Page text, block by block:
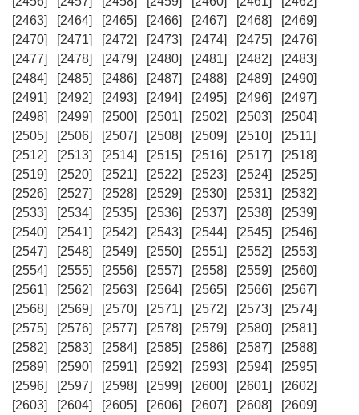
[2463]
[2464] [2465] [2466] [2467] [2468]
[2469]
[2470]
[2471] [2472] [2473] [2474] [2475]
[2476]
[2477]
[2478] [2479] [2480] [2481] [2482]
[2483]
[2484]
[2485] [2486] [2487] [2488] [2489]
[2490]
[2491]
[2492] [2493] [2494] [2495] [2496]
[2497]
[2498]
[2499] [2500] [2501] [2502] [2503]
[2504]
[2505]
[2506] [2507] [2508] [2509] [2510]
[2511]
[2512]
[2513] [2514] [2515] [2516] [2517]
[2518]
[2519]
[2520] [2521] [2522] [2523] [2524]
[2525]
[2526]
[2527] [2528] [2529] [2530] [2531]
[2532]
[2533]
[2534] [2535] [2536] [2537] [2538]
[2539]
[2540]
[2541] [2542] [2543] [2544] [2545]
[2546]
[2547]
[2548] [2549] [2550] [2551] [2552]
[2553]
[2554]
[2555] [2556] [2557] [2558] [2559]
[2560]
[2561]
[2562] [2563] [2564] [2565] [2566]
[2567]
[2568]
[2569] [2570] [2571] [2572] [2573]
[2574]
[2575]
[2576] [2577] [2578] [2579] [2580]
[2581]
[2582]
[2583] [2584] [2585] [2586] [2587]
[2588]
[2589]
[2590] [2591] [2592] [2593] [2594]
[2595]
[2596]
[2597] [2598] [2599] [2600] [2601]
[2602]
[2603]
[2604] [2605] [2606] [2607] [2608]
[2609]